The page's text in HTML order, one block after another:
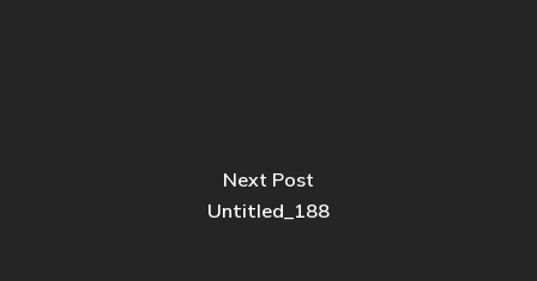
Next Post
Untitled_188